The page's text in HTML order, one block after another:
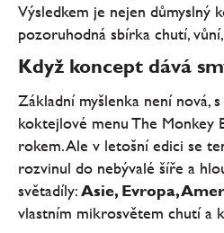
Výsledkem je nejen důmyslný
pozoruhodná sbírka chutí,
Když koncept dává
Základní myšlenka není nová,
koktejlové menu The Monkey
rokem. Ale v letošní edici se
rozvinul do nebývalé šíře a
světadíly:Asie, Evropa,
vlastním mikrosvětem chutí a